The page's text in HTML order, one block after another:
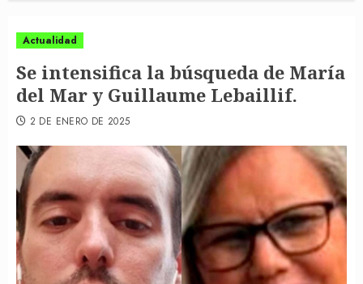
Actualidad
Se intensifica la búsqueda de María
del Mar y Guillaume Lebaillif.
2 DE ENERO DE 2025